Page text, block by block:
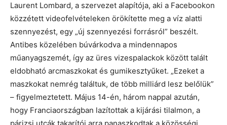
Laurent Lombard, a szervezet alapítója, aki a Facebookon
közzétett videofelvételeken örökítette meg a víz alatti
szennyezést, egy „új szennyezési forrásról” beszélt.
Antibes közelében búvárkodva a mindennapos
műanyagszemét, így az üres vizespalackok között talált
eldobható arcmaszkokat és gumikesztyűket. „Ezeket a
maszkokat nemrég találtuk, de több milliárd lesz belőlük”
– figyelmeztetett. Május 14-én, három nappal azután,
hogy Franciaországban lazítottak a kijárási tilalmon, a